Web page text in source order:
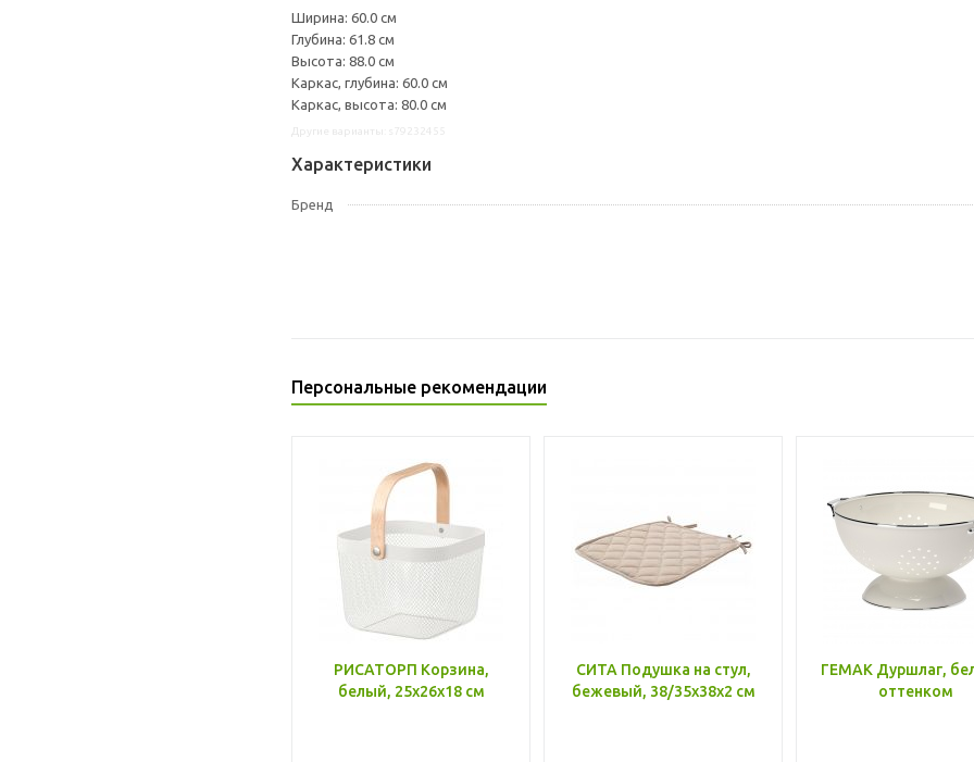
Ширина: 60.0 см
Глубина: 61.8 см
Высота: 88.0 см
Каркас, глубина: 60.0 см
Каркас, высота: 80.0 см
Характеристики
Бренд
Персональные рекомендации
РИСАТОРП Корзина,
белый, 25x26x18 см
СИТА Подушка на стул,
бежевый, 38/35x38x2 см
ГЕМАК Дуршлаг,
оттенком